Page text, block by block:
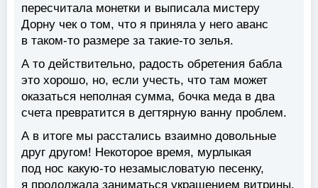
пересчитала монетки и выписала мистеру
Дорну чек о том, что я приняла у него аванс
в таком-то размере за такие-то зелья.
А то действительно, радость обретения бабла
это хорошо, но, если учесть, что там может
оказаться неполная сумма, бочка меда в два
счета превратится в дегтярную ванну проблем.
А в итоге мы расстались взаимно довольные
друг другом! Некоторое время, мурлыкая
под нос какую-то незамысловатую песенку,
я продолжала заниматься украшением витрины.